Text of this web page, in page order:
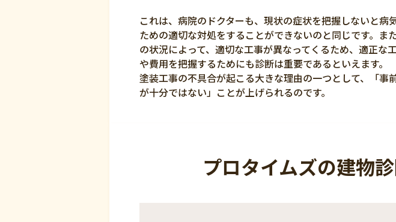
これは、病院のドクターも、現状の症状を把握しないと病
ための適切な対処をすることができないのと同じです。ま
の状況によって、適切な工事が異なってくるため、適正な
や費用を把握するためにも診断は重要であるといえます。
塗装工事の不具合が起こる大きな理由の一つとして、「事
が十分ではない」ことが上げられるのです。
プロタイムズの建物